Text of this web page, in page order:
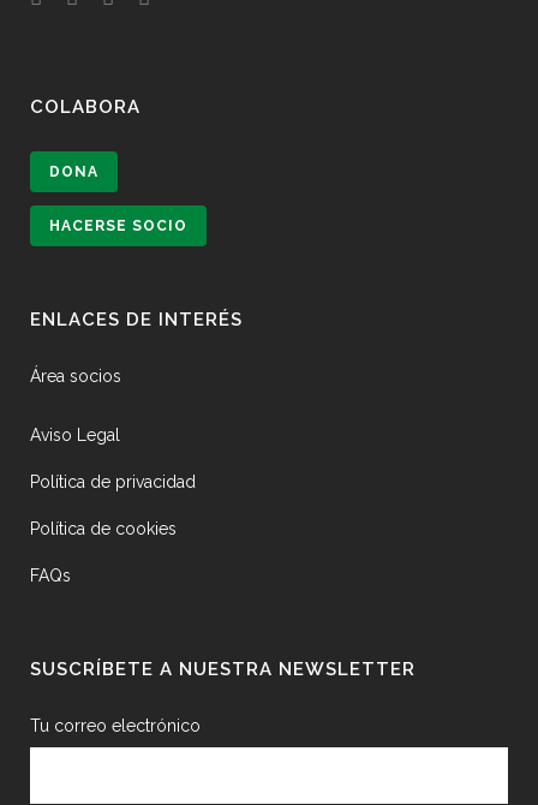
COLABORA
DONA
HACERSE SOCIO
ENLACES DE INTERÉS
Área socios
Aviso Legal
Política de privacidad
Política de cookies
FAQs
SUSCRÍBETE A NUESTRA NEWSLETTER
Tu correo electrónico